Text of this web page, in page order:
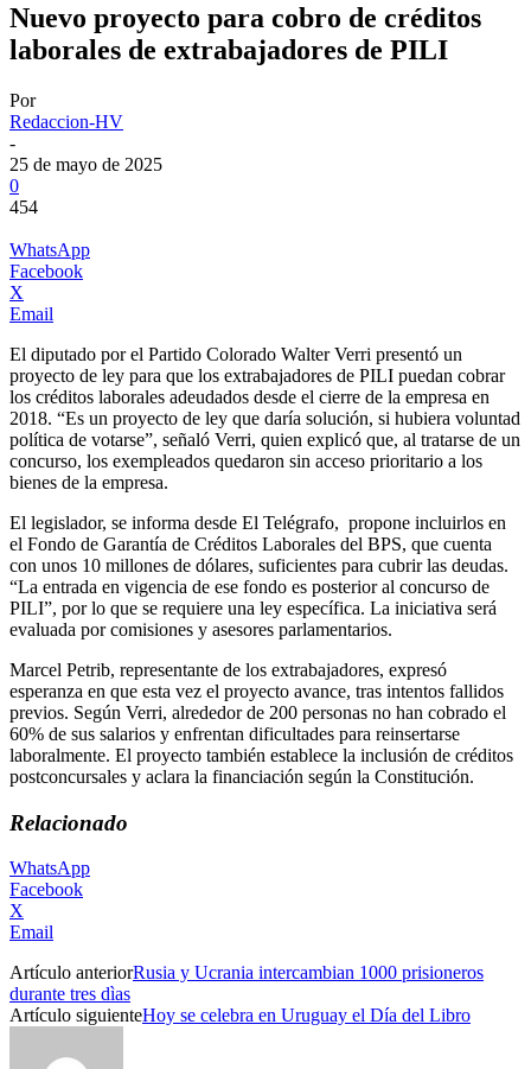
Nuevo proyecto para cobro de créditos
laborales de extrabajadores de PILI
Por
Redaccion-HV
-
25 de mayo de 2025
0
454
WhatsApp
Facebook
X
Email
El diputado por el Partido Colorado Walter Verri presentó un
proyecto de ley para que los extrabajadores de PILI puedan cobrar
los créditos laborales adeudados desde el cierre de la empresa en
2018. “Es un proyecto de ley que daría solución, si hubiera voluntad
política de votarse”, señaló Verri, quien explicó que, al tratarse de un
concurso, los exempleados quedaron sin acceso prioritario a los
bienes de la empresa.
El legislador, se informa desde El Telégrafo, propone incluirlos en
el Fondo de Garantía de Créditos Laborales del BPS, que cuenta
con unos 10 millones de dólares, suficientes para cubrir las deudas.
“La entrada en vigencia de ese fondo es posterior al concurso de
PILI”, por lo que se requiere una ley específica. La iniciativa será
evaluada por comisiones y asesores parlamentarios.
Marcel Petrib, representante de los extrabajadores, expresó
esperanza en que esta vez el proyecto avance, tras intentos fallidos
previos. Según Verri, alrededor de 200 personas no han cobrado el
60% de sus salarios y enfrentan dificultades para reinsertarse
laboralmente. El proyecto también establece la inclusión de créditos
postconcursales y aclara la financiación según la Constitución.
Relacionado
WhatsApp
Facebook
X
Email
Artículo anteriorRusia y Ucrania intercambian 1000 prisioneros
durante tres dìas
Artículo siguienteHoy se celebra en Uruguay el Día del Libro